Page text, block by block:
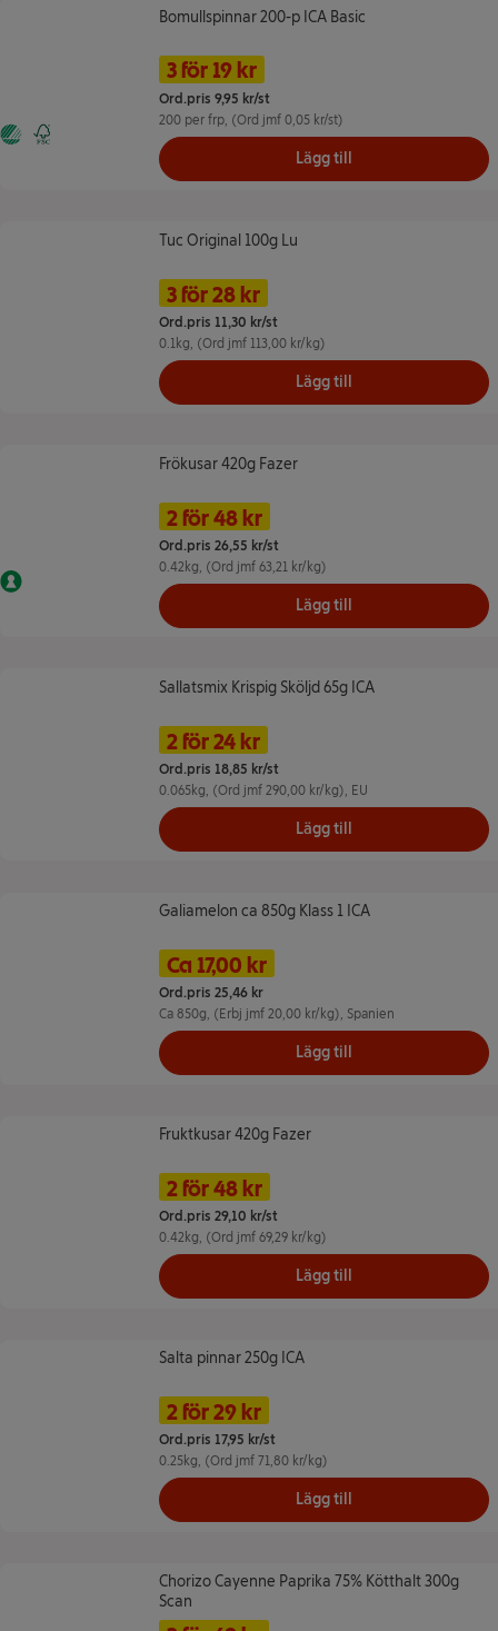
Bomullspinnar 200-p ICA Basic
Svanen
FSC Mix - Bidrar till ansvarsfullt skogsbruk
Bomullspinnar 200-p ICA Basic
Pris
3 för 19 kr
Ord.pris 9,95 kr/st
200 per frp , (Ord jmf 0,05 kr/st)
Lägg till
Tuc Original 100g Lu
Pris
3 för 28 kr
Ord.pris 11,30 kr/st
0.1kg, (Ord jmf 113,00 kr/kg)
Lägg till
Nyckelhålet
Frökusar 420g Fazer
Pris
2 för 48 kr
Ord.pris 26,55 kr/st
0.42kg, (Ord jmf 63,21 kr/kg)
Lägg till
Sallatsmix Krispig Sköljd 65g ICASallatsmix Krispig Sköljd 65g ICA
Pris
2 för 24 kr
Ord.pris 18,85 kr/st
0.065kg, (Ord jmf 290,00 kr/kg), EU
Lägg till
Galiamelon ca 850g Klass 1 ICAGaliamelon ca 850g Klass 1 ICA
Pris
Tidigare pris
Ca 17,00 kr
Ord.pris 25,46 kr
Ca850g, (Erbj jmf 20,00 kr/kg), Spanien
Lägg till
Fruktkusar 420g Fazer
Pris
2 för 48 kr
Ord.pris 29,10 kr/st
0.42kg, (Ord jmf 69,29 kr/kg)
Lägg till
Salta pinnar 250g ICA
Pris
2 för 29 kr
Ord.pris 17,95 kr/st
0.25kg, (Ord jmf 71,80 kr/kg)
Lägg till
Chorizo Cayenne Paprika 75% Kötthalt 300g Scan
Chorizo Cayenne Paprika 75% Kötthalt 300g
Scan